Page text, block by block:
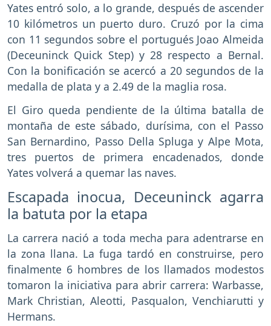
Yates entró solo, a lo grande, después de ascender
10 kilómetros un puerto duro. Cruzó por la cima
con 11 segundos sobre el portugués Joao Almeida
(Deceuninck Quick Step) y 28 respecto a Bernal.
Con la bonificación se acercó a 20 segundos de la
medalla de plata y a 2.49 de la maglia rosa.
El Giro queda pendiente de la última batalla de
montaña de este sábado, durísima, con el Passo
San Bernardino, Passo Della Spluga y Alpe Mota,
tres puertos de primera encadenados, donde
Yates volverá a quemar las naves.
Escapada inocua, Deceuninck agarra
la batuta por la etapa
La carrera nació a toda mecha para adentrarse en
la zona llana. La fuga tardó en construirse, pero
finalmente 6 hombres de los llamados modestos
tomaron la iniciativa para abrir carrera: Warbasse,
Mark Christian, Aleotti, Pasqualon, Venchiarutti y
Hermans.